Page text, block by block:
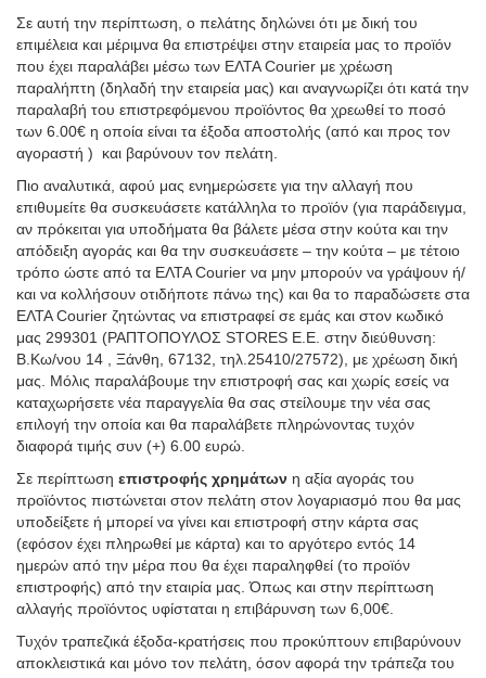
Σε αυτή την περίπτωση, ο πελάτης δηλώνει ότι με δική του
επιμέλεια και μέριμνα θα επιστρέψει στην εταιρεία μας το προϊόν
που έχει παραλάβει μέσω των ΕΛΤΑ Courier με χρέωση
παραλήπτη (δηλαδή την εταιρεία μας) και αναγνωρίζει ότι κατά την
παραλαβή του επιστρεφόμενου προϊόντος θα χρεωθεί το ποσό
των 6.00€ η οποία είναι τα έξοδα αποστολής (από και προς τον
αγοραστή ) και βαρύνουν τον πελάτη.
Πιο αναλυτικά, αφού μας ενημερώσετε για την αλλαγή που
επιθυμείτε θα συσκευάσετε κατάλληλα το προϊόν (για παράδειγμα,
αν πρόκειται για υποδήματα θα βάλετε μέσα στην κούτα και την
απόδειξη αγοράς και θα την συσκευάσετε – την κούτα – με τέτοιο
τρόπο ώστε από τα ΕΛΤΑ Courier να μην μπορούν να γράψουν ή/
και να κολλήσουν οτιδήποτε πάνω της) και θα το παραδώσετε στα
ΕΛΤΑ Courier ζητώντας να επιστραφεί σε εμάς και στον κωδικό
μας 299301 (ΡΑΠΤΟΠΟΥΛΟΣ STORES Ε.Ε. στην διεύθυνση:
Β.Κω/νου 14 , Ξάνθη, 67132, τηλ.25410/27572), με χρέωση δική
μας. Μόλις παραλάβουμε την επιστροφή σας και χωρίς εσείς να
καταχωρήσετε νέα παραγγελία θα σας στείλουμε την νέα σας
επιλογή την οποία και θα παραλάβετε πληρώνοντας τυχόν
διαφορά τιμής συν (+) 6.00 ευρώ.
Σε περίπτωση επιστροφής χρημάτων η αξία αγοράς του
προϊόντος πιστώνεται στον πελάτη στον λογαριασμό που θα μας
υποδείξετε ή μπορεί να γίνει και επιστροφή στην κάρτα σας
(εφόσον έχει πληρωθεί με κάρτα) και το αργότερο εντός 14
ημερών από την μέρα που θα έχει παραληφθεί (το προϊόν
επιστροφής) από την εταιρία μας. Όπως και στην περίπτωση
αλλαγής προϊόντος υφίσταται η επιβάρυνση των 6,00€.
Τυχόν τραπεζικά έξοδα-κρατήσεις που προκύπτουν επιβαρύνουν
αποκλειστικά και μόνο τον πελάτη, όσον αφορά την τράπεζα του